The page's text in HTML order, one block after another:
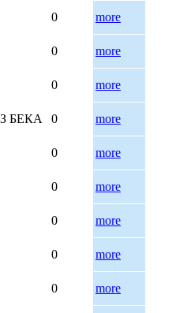
0
more
0
more
0
more
БЕКА 0
more
0
more
0
more
0
more
0
more
0
more